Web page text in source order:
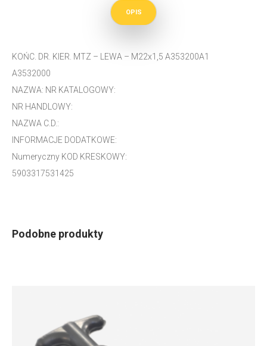
OPIS
KOŃC. DR. KIER. MTZ – LEWA – M22x1,5 A353200A1
A3532000
NAZWA: NR KATALOGOWY:
NR HANDLOWY:
NAZWA C.D.:
INFORMACJE DODATKOWE:
Numeryczny KOD KRESKOWY:
5903317531425
Podobne produkty